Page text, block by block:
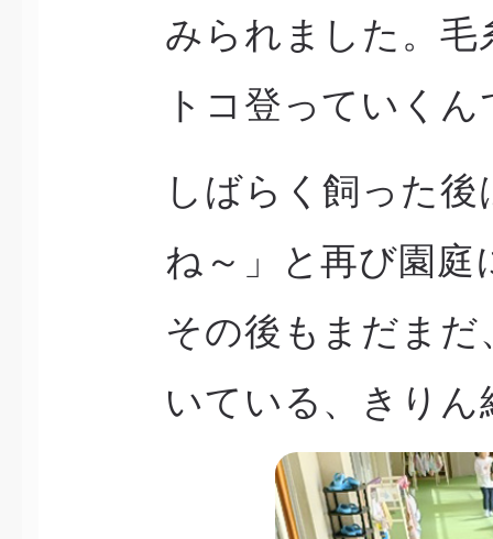
みられました。
トコ登っていく
しばらく飼った
ね～」と再び園
その後もまだま
いている、きりん